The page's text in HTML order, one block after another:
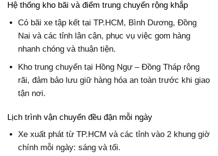
Hệ thống kho bãi và điểm trung chuyển rộng khắp
Có bãi xe tập kết tại TP.HCM, Bình Dương, Đồng
Nai và các tỉnh lân cận, phục vụ việc gom hàng
nhanh chóng và thuận tiện.
Kho trung chuyển tại Hồng Ngự – Đồng Tháp rộng
rãi, đảm bảo lưu giữ hàng hóa an toàn trước khi giao
tận nơi.
Lịch trình vận chuyển đều đặn mỗi ngày
Xe xuất phát từ TP.HCM và các tỉnh vào 2 khung giờ
chính mỗi ngày: sáng và tối.